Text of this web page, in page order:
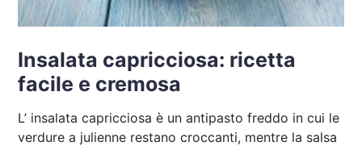
Insalata capricciosa: ricetta
facile e cremosa
L’ insalata capricciosa è un antipasto freddo in cui le
verdure a julienne restano croccanti, mentre la salsa